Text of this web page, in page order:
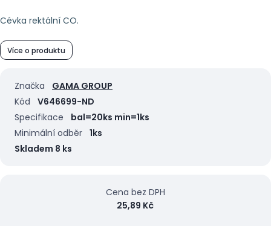
Cévka rektální CO.
Více o produktu
Značka
GAMA GROUP
Kód
V646699-ND
Specifikace
bal=20ks min=1ks
Minimální odběr 1ks
Skladem 8 ks
Cena bez DPH
25,89 Kč